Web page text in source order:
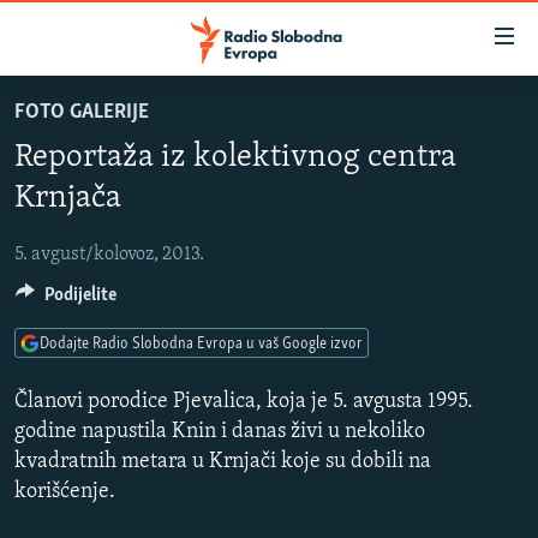
na
glavni
sadržaj
na
navigaciju
Pređite
na
pretragu
BOSNA I HERCEGOVINA
SRBIJA
KOSOVO
CRNA GORA
VIZUELNO
VIDEO
FOTOGALERIJE
PODCASTI
RAT U UKRAJINI
KINA NA BALKANU
FOTO GALERIJE
Reportaža iz kolektivnog centra
Krnjača
5. avgust/kolovoz, 2013.
Članovi porodice Pjevalica, koja je 5. avgusta 1995.
godine napustila Knin i danas živi u nekoliko
kvadratnih metara u Krnjači koje su dobili na
korišćenje.
Podijelite
Dodajte Radio Slobodna Evropa u vaš Google izvor
Spotify
YouTube